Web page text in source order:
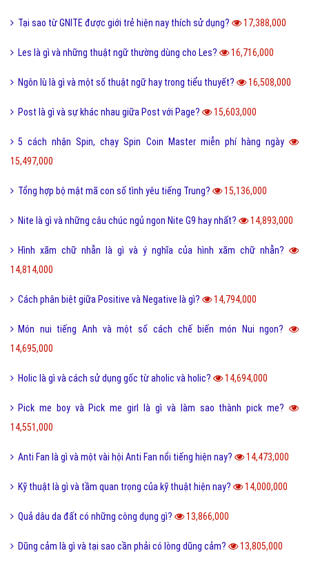
Tại sao từ GNITE được giới trẻ hiện nay thích sử dụng? 17,388,000
Les là gì và những thuật ngữ thường dùng cho Les? 16,716,000
Ngôn lù là gì và một số thuật ngữ hay trong tiểu thuyết? 16,508,000
Post là gì và sự khác nhau giữa Post với Page? 15,603,000
5 cách nhận Spin, chạy Spin Coin Master miễn phí hàng ngày
15,497,000
Tổng hợp bộ mật mã con số tình yêu tiếng Trung? 15,136,000
Nite là gì và những câu chúc ngủ ngon Nite G9 hay nhất? 14,893,000
Hình xăm chữ nhẫn là gì và ý nghĩa của hình xăm chữ nhẫn?
14,814,000
Cách phân biệt giữa Positive và Negative là gì? 14,794,000
Món nui tiếng Anh và một số cách chế biến món Nui ngon?
14,695,000
Holic là gì và cách sử dụng gốc từ aholic và holic? 14,694,000
Pick me boy và Pick me girl là gì và làm sao thành pick me?
14,551,000
Anti Fan là gì và một vài hội Anti Fan nổi tiếng hiện nay? 14,473,000
Kỹ thuật là gì và tầm quan trọng của kỹ thuật hiện nay? 14,000,000
Quả dâu da đất có những công dụng gì? 13,866,000
Dũng cảm là gì và tại sao cần phải có lòng dũng cảm? 13,805,000